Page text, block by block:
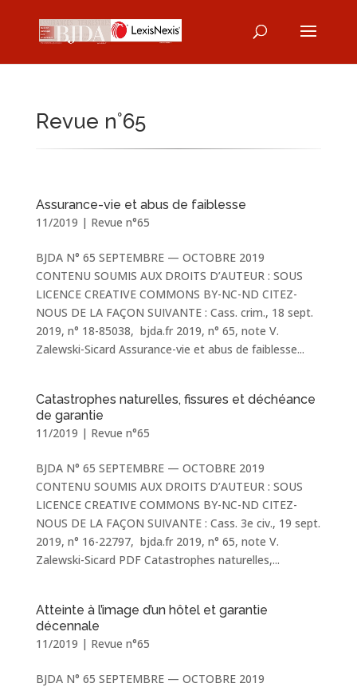
Revue n°65
Assurance-vie et abus de faiblesse
11/2019 | Revue n°65
BJDA N° 65 SEPTEMBRE — OCTOBRE 2019
CONTENU SOUMIS AUX DROITS D’AUTEUR : SOUS
LICENCE CREATIVE COMMONS BY-NC-ND CITEZ-
NOUS DE LA FAÇON SUIVANTE : Cass. crim., 18 sept.
2019, n° 18-85038, bjda.fr 2019, n° 65, note V.
Zalewski-Sicard Assurance-vie et abus de faiblesse...
Catastrophes naturelles, fissures et déchéance
de garantie
11/2019 | Revue n°65
BJDA N° 65 SEPTEMBRE — OCTOBRE 2019
CONTENU SOUMIS AUX DROITS D’AUTEUR : SOUS
LICENCE CREATIVE COMMONS BY-NC-ND CITEZ-
NOUS DE LA FAÇON SUIVANTE : Cass. 3e civ., 19 sept.
2019, n° 16-22797, bjda.fr 2019, n° 65, note V.
Zalewski-Sicard PDF ​Catastrophes naturelles,...
Atteinte à l’image d’un hôtel et garantie
décennale
11/2019 | Revue n°65
BJDA N° 65 SEPTEMBRE — OCTOBRE 2019